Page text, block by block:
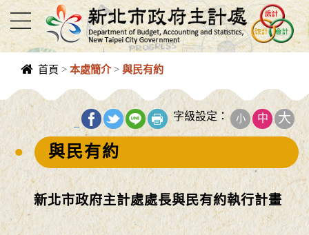
進入內容區塊
首頁 > 本處簡介> 與民有約
_
字級設定： 小 中 大
中央內容區
塊
與民有約
新北市政府主計處處長與民有約執行計畫